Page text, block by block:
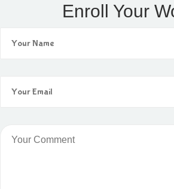
Enroll Your